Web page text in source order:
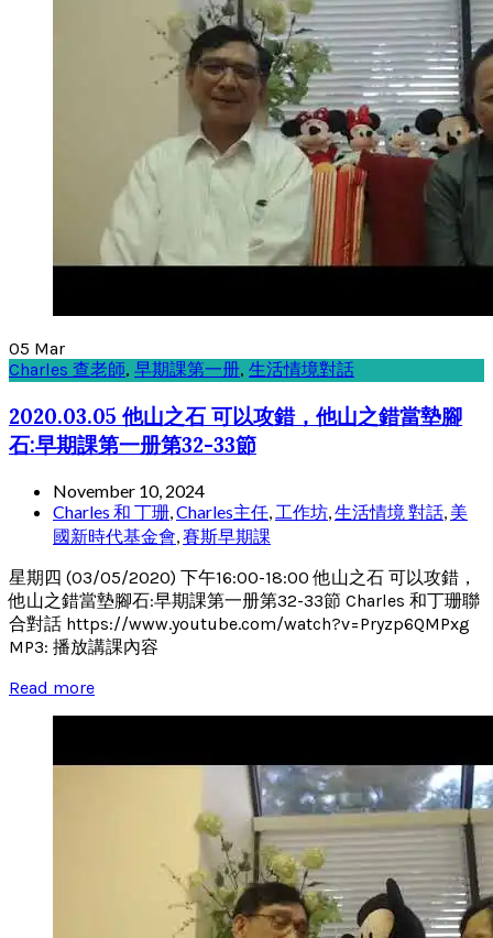
05 Mar
Charles 查老師, 早期課第一册, 生活情境對話
2020.03.05 他山之石 可以攻錯，他山之錯當墊腳
石:早期課第一册第32-33節
November 10, 2024
Charles 和 丁珊,Charles主任, 工作坊,生活情境 對話, 美
國新時代基金會,賽斯早期課
星期四 (03/05/2020) 下午16:00-18:00 他山之石 可以攻錯，
他山之錯當墊腳石:早期課第一册第32-33節 Charles 和丁珊聯
合對話 https://www.youtube.com/watch?v=Pryzp6QMPxg
MP3: 播放講課內容
Read more